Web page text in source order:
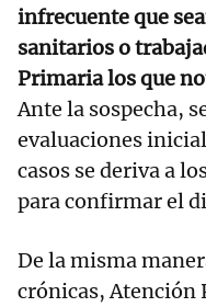
infrecuente que
sanitarios o
Primaria los que
Ante la sospecha,
evaluaciones
casos se deriva a
para confirmar el
De la misma
crónicas, Atención